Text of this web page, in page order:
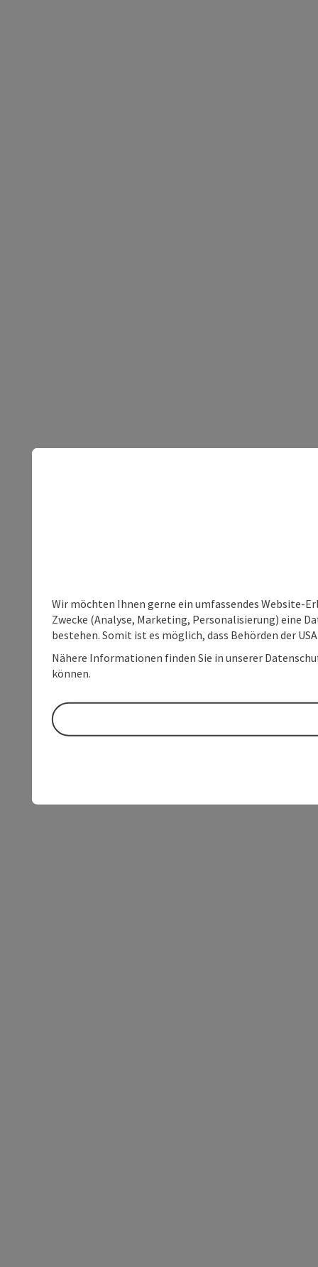
Wir möchten Ihnen gerne ein umfassendes Website-
Zwecke (Analyse, Marketing, Personalisierung) eine
bestehen. Somit ist es möglich, dass Behörden der
Nähere Informationen finden Sie in unserer
können.